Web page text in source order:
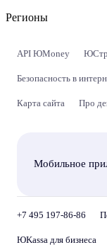
Регионы
API ЮMoney
Безопасность в
Карта сайта Про
Мобильное
+7 495 197-86-86
ЮKassa для бизнеса